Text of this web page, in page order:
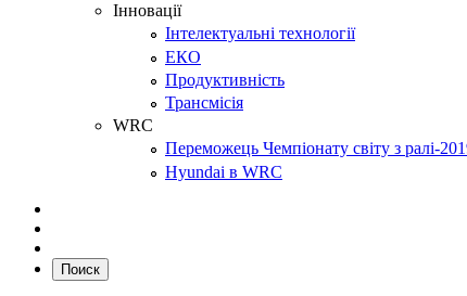
Інновації
Інтелектуальні технології
ЕКО
Продуктивність
Трансмісія
WRC
Переможець Чемпіонату світу з ралі-
Hyundai в WRC
Поиск